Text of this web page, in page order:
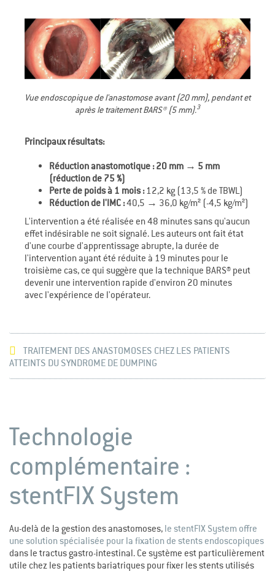
Vue endoscopique de l'anastomose avant (20 mm), pendant et
après le traitement BARS® (5 mm).3
Principaux résultats:
Réduction anastomotique : 20 mm → 5 mm
(réduction de 75 %)
Perte de poids à 1 mois :12,2 kg (13,5 % de TBWL)
Réduction de l'IMC :40,5 → 36,0 kg/m² (-4,5 kg/m²)
L'intervention a été réalisée en 48 minutes sans qu'aucun
effet indésirable ne soit signalé. Les auteurs ont fait état
d'une courbe d'apprentissage abrupte, la durée de
l'intervention ayant été réduite à 19 minutes pour le
troisième cas, ce qui suggère que la technique BARS® peut
devenir une intervention rapide d'environ 20 minutes
avec l'expérience de l'opérateur.
TRAITEMENT DES ANASTOMOSES CHEZ LES PATIENTS
ATTEINTS DU SYNDROME DE DUMPING
Technologie
complémentaire :
stentFIX System
Au-delà de la gestion des anastomoses, le stentFIX System offre
une solution spécialisée pour la fixation de stents endoscopiques
dans le tractus gastro-intestinal. Ce système est particulièrement
utile chez les patients bariatriques pour fixer les stents utilisés